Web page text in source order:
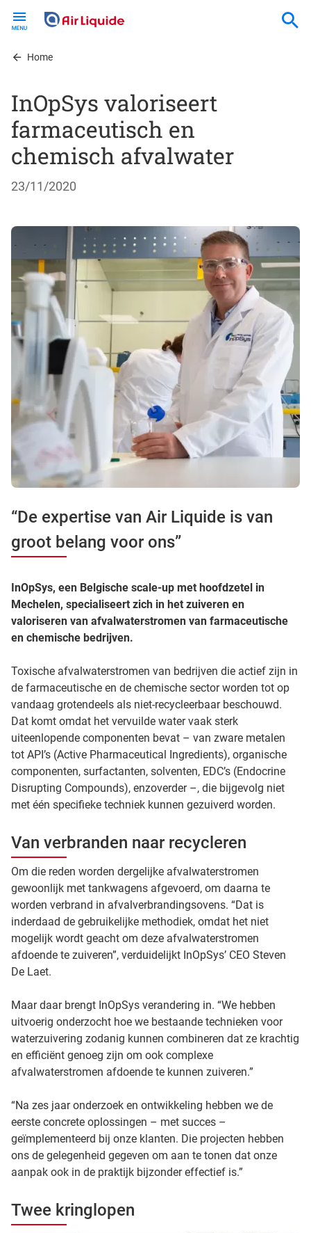
contentHome
InOpSys valoriseert
farmaceutisch en
chemisch afvalwater
23/11/2020
“De expertise van Air Liquide is van
groot belang voor ons”
InOpSys, een Belgische scale-up met hoofdzetel in
Mechelen, specialiseert zich in het zuiveren en
valoriseren van afvalwaterstromen van farmaceutische
en chemische bedrijven.
Toxische afvalwaterstromen van bedrijven die actief zijn in
de farmaceutische en de chemische sector worden tot op
vandaag grotendeels als niet-recycleerbaar beschouwd.
Dat komt omdat het vervuilde water vaak sterk
uiteenlopende componenten bevat – van zware metalen
tot API’s (Active Pharmaceutical Ingredients), organische
componenten, surfactanten, solventen, EDC’s (Endocrine
Disrupting Compounds), enzoverder –, die bijgevolg niet
met één specifieke techniek kunnen gezuiverd worden.
Van verbranden naar recycleren
Om die reden worden dergelijke afvalwaterstromen
gewoonlijk met tankwagens afgevoerd, om daarna te
worden verbrand in afvalverbrandingsovens. “Dat is
inderdaad de gebruikelijke methodiek, omdat het niet
mogelijk wordt geacht om deze afvalwaterstromen
afdoende te zuiveren”, verduidelijkt InOpSys’ CEO Steven
De Laet.
Maar daar brengt InOpSys verandering in. “We hebben
uitvoerig onderzocht hoe we bestaande technieken voor
waterzuivering zodanig kunnen combineren dat ze krachtig
en efficiënt genoeg zijn om ook complexe
afvalwaterstromen afdoende te kunnen zuiveren.”
“Na zes jaar onderzoek en ontwikkeling hebben we de
eerste concrete oplossingen – met succes –
geïmplementeerd bij onze klanten. Die projecten hebben
ons de gelegenheid gegeven om aan te tonen dat onze
aanpak ook in de praktijk bijzonder effectief is.”
Twee kringlopen